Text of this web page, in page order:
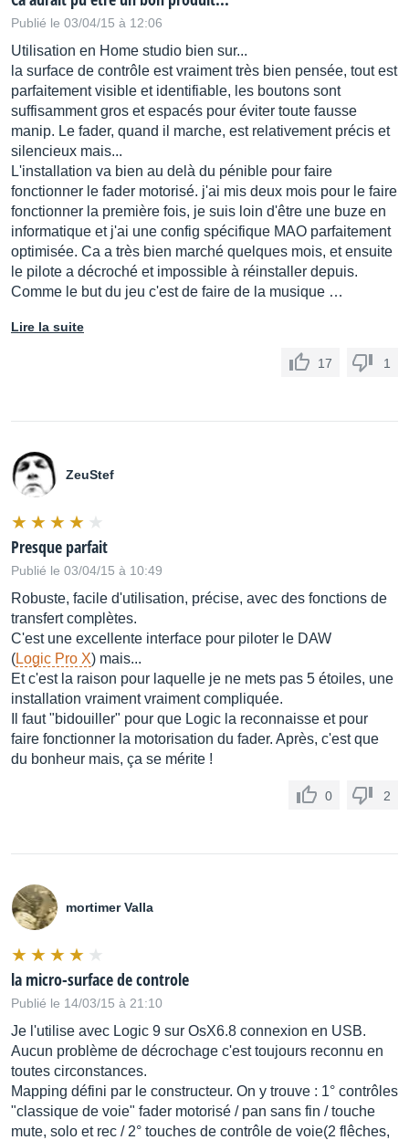
Publié le 03/04/15 à 12:06
Utilisation en Home studio bien sur...
la surface de contrôle est vraiment très bien pensée, tout est
parfaitement visible et identifiable, les boutons sont
suffisamment gros et espacés pour éviter toute fausse
manip. Le fader, quand il marche, est relativement précis et
silencieux mais...
L'installation va bien au delà du pénible pour faire
fonctionner le fader motorisé. j'ai mis deux mois pour le faire
fonctionner la première fois, je suis loin d'être une buze en
informatique et j'ai une config spécifique MAO parfaitement
optimisée. Ca a très bien marché quelques mois, et ensuite
le pilote a décroché et impossible à réinstaller depuis.
Comme le but du jeu c'est de faire de la musique …
Lire la suite
17 1
ZeuStef
Presque parfait
Publié le 03/04/15 à 10:49
Robuste, facile d'utilisation, précise, avec des fonctions de
transfert complètes.
C'est une excellente interface pour piloter le DAW
(Logic Pro X) mais...
Et c'est la raison pour laquelle je ne mets pas 5 étoiles, une
installation vraiment vraiment compliquée.
Il faut "bidouiller" pour que Logic la reconnaisse et pour
faire fonctionner la motorisation du fader. Après, c'est que
du bonheur mais, ça se mérite !
0 2
mortimer Valla
la micro-surface de controle
Publié le 14/03/15 à 21:10
Je l'utilise avec Logic 9 sur OsX6.8 connexion en USB.
Aucun problème de décrochage c'est toujours reconnu en
toutes circonstances.
Mapping défini par le constructeur. On y trouve : 1° contrôles
"classique de voie" fader motorisé / pan sans fin / touche
mute, solo et rec / 2° touches de contrôle de voie(2 flêches,